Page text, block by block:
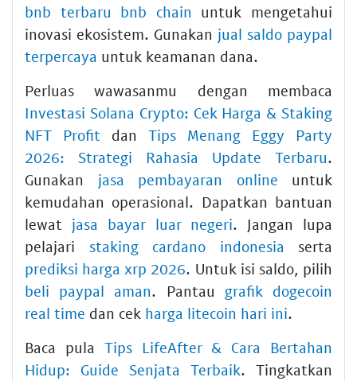
bnb terbaru bnb chain untuk mengetahui
inovasi ekosistem. Gunakan jual saldo paypal
terpercaya untuk keamanan dana.
Perluas wawasanmu dengan membaca
Investasi Solana Crypto: Cek Harga & Staking
NFT Profit dan Tips Menang Eggy Party
2026: Strategi Rahasia Update Terbaru.
Gunakan jasa pembayaran online untuk
kemudahan operasional. Dapatkan bantuan
lewat jasa bayar luar negeri. Jangan lupa
pelajari staking cardano indonesia serta
prediksi harga xrp 2026. Untuk isi saldo, pilih
beli paypal aman. Pantau grafik dogecoin
real time dan cek harga litecoin hari ini.
Baca pula Tips LifeAfter & Cara Bertahan
Hidup: Guide Senjata Terbaik. Tingkatkan